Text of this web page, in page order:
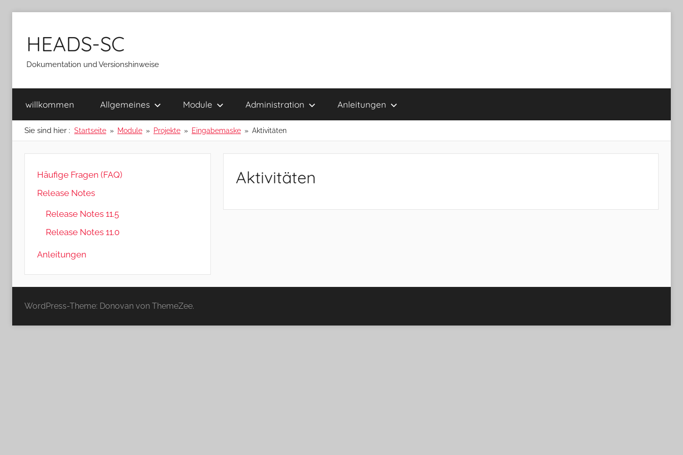
springen
HEADS-SC
Dokumentation und Versionshinweise
willkommen Allgemeines Module Administration Anleitungen
Sie sind hier : Startseite Module Projekte Eingabemaske Aktivitäten
Aktivitäten
Häufige Fragen (FAQ)
Release Notes
Release Notes 11.5
Release Notes 11.0
Anleitungen
WordPress-Theme: Donovan von ThemeZee.